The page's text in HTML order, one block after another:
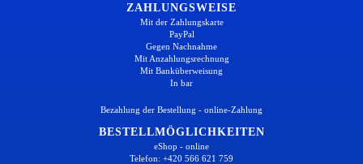
ZAHLUNGSWEISE
Mit der Zahlungskarte
PayPal
Gegen Nachnahme
Mit Anzahlungsrechnung
Mit Banküberweisung
In bar
Bezahlung der Bestellung - online-Zahlung
BESTELLMÖGLICHKEITEN
eShop - online
Telefon: +420 566 621 759